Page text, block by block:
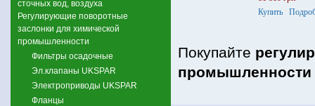
сточных вод, воздуха
Регулирующие поворотные
заслонки для химической
промышленности
Фильтры осадочные
Эл.клапаны UKSPAR
Электроприводы UKSPAR
Фланцы
Купить
Покупайте
промышленности